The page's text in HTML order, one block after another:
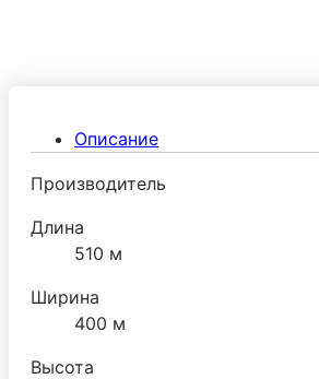
Описание
Производитель
Длина
510 м
Ширина
400 м
Высота